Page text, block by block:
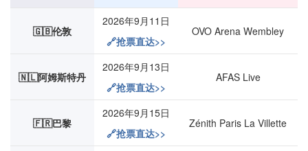
🇬🇧伦敦
2026年9月11日
🔗抢票直达>>
OVO Arena Wembley
🇳🇱阿姆斯特丹
2026年9月13日
🔗抢票直达>>
AFAS Live
🇫🇷巴黎
2026年9月15日
🔗抢票直达>>
Zénith Paris La Villette